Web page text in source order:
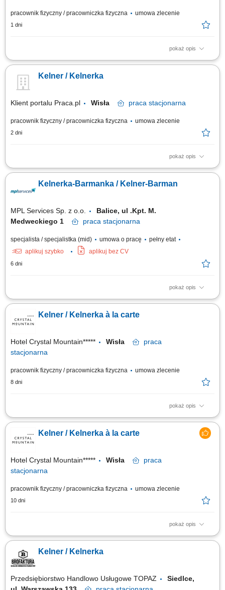
pracownik fizyczny / pracowniczka fizyczna umowa zlecenie
1 dni
pokaż opis
Obsługa gości w barze oraz profesjonalne doradztwo w wyborze
recepturami; Dbanie o porządek, czystość oraz właściwy asortyment na
stanowisku pracy; Współpraca z zespołem kelnerskim i personelem
Kelner / Kelnerka
Klient portalu Praca.pl Wisła praca stacjonarna
pracownik fizyczny / pracowniczka fizyczna umowa zlecenie
2 dni
pokaż opis
Profesjonalna obsługa gości w restauracji à la carte oraz lobby barze;
Dbanie o estetykę, ład i czystość w strefie gastronomicznej; Współpraca z
kuchnią oraz zespołem barmańskim; Wsparcie przy organizacji
Kelnerka-Barmanka / Kelner-Barman
MPL Services Sp. z o.o.
Balice, ul .Kpt. M.
Medweckiego 1
praca stacjonarna
specjalista / specjalistka (mid) umowa o pracę
pełny etat
aplikuj szybko
aplikuj bez CV
6 dni
pokaż opis
Opis stanowiska pracy Staranne prowadzenie sprzedaży bezpośredniej
Bieżące utrzymanie czystości w podległym punkcie sprzedaży;
Przyjmowanie i realizacja zamówień konsumenta; Wymagania
Kelner / Kelnerka à la carte
Hotel Crystal Mountain***** Wisła
praca
stacjonarna
pracownik fizyczny / pracowniczka fizyczna umowa zlecenie
8 dni
pokaż opis
Czym będziesz się zajmować? Profesjonalnie obsługiwać gości w
Aktywnie promować ofertę restauracji à la carte; Dbać o czystość i
estetykę restauracji/lobby baru; Współpracować z zespołem barmanów i
Kelner / Kelnerka à la carte
Hotel Crystal Mountain***** Wisła
praca
stacjonarna
pracownik fizyczny / pracowniczka fizyczna umowa zlecenie
10 dni
pokaż opis
Czym będziesz się zajmować? profesjonalnie obsługiwać gości w
aktywnie promować ofertę restauracji à la carte; dbać o czystość i estetykę
restauracji/lobby baru; współpracować z zespołem barmanów i
Kelner / Kelnerka
Przedsiębiorstwo Handlowo Usługowe TOPAZ
Siedlce,